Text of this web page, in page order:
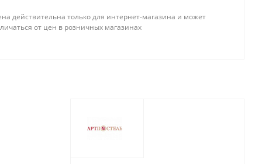
действительна только для интернет-магазина и может
от цен в розничных магазинах